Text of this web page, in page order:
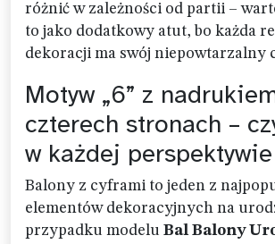
różnić w zależności od partii –
to jako dodatkowy atut, bo każda
dekoracji ma swój niepowtarzalny
Motyw „6” z
czterech stronach –
w każdej perspektywie
Balony z cyframi to jeden z
elementów dekoracyjnych na
przypadku modelu Bal Balony